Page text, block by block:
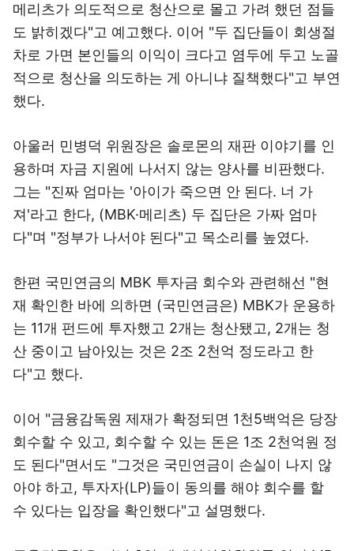
메리츠가 의도적으로 청산으로 몰고 가려 했던 점들
도 밝히겠다"고 예고했다. 이어 "두 집단들이 회생절
차로 가면 본인들의 이익이 크다고 염두에 두고 노골
적으로 청산을 의도하는 게 아니냐 질책했다"고 부연
했다.
아울러 민병덕 위원장은 솔로몬의 재판 이야기를 인
용하며 자금 지원에 나서지 않는 양사를 비판했다.
그는 "진짜 엄마는 '아이가 죽으면 안 된다. 너 가
져'라고 한다, (MBK·메리츠) 두 집단은 가짜 엄마
다"며 "정부가 나서야 된다"고 목소리를 높였다.
한편 국민연금의 MBK 투자금 회수와 관련해선 "현
재 확인한 바에 의하면 (국민연금은) MBK가 운용하
는 11개 펀드에 투자했고 2개는 청산됐고, 2개는 청
산 중이고 남아있는 것은 2조 2천억 정도라고 한
다"고 했다.
이어 "금융감독원 제재가 확정되면 1천5백억은 당장
회수할 수 있고, 회수할 수 있는 돈은 1조 2천억원 정
도 된다"면서도 "그것은 국민연금이 손실이 나지 않
아야 하고, 투자자(LP)들이 동의를 해야 회수를 할
수 있다는 입장을 확인했다"고 설명했다.